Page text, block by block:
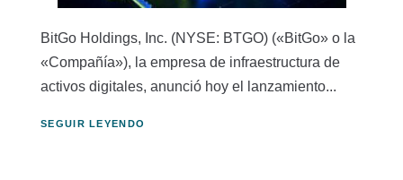
BitGo Holdings, Inc. (NYSE: BTGO) («BitGo» o la
«Compañía»), la empresa de infraestructura de
activos digitales, anunció hoy el lanzamiento...
SEGUIR LEYENDO